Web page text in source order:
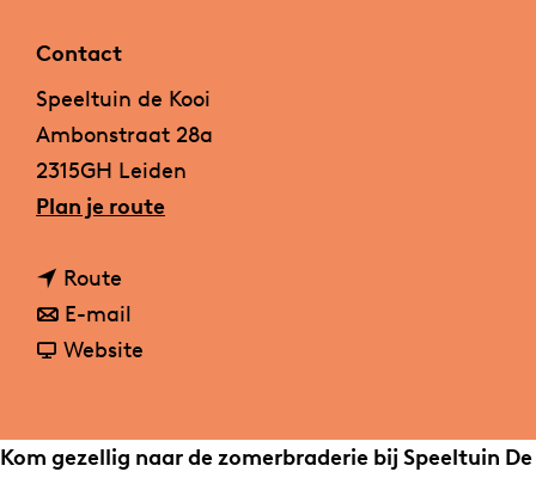
Contact
Speeltuin de Kooi
Ambonstraat 28a
2315GH Leiden
Plan je routen
e
Route
a
a
o
E-mail
a
Z
Website
Z
Kom gezellig naar de zomerbraderie bij Speeltuin De